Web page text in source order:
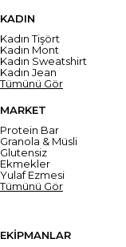
KADIN
Kadın Tişört
Kadın Mont
Kadın Sweatshirt
Kadın Jean
Tümünü Gör
MARKET
Protein Bar
Granola & Müsli
Glutensiz
Ekmekler
Yulaf Ezmesi
Tümünü Gör
EKİPMANLAR